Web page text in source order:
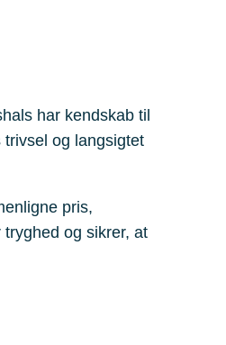
har kendskab til
og langsigtet
pris,
og sikrer, at